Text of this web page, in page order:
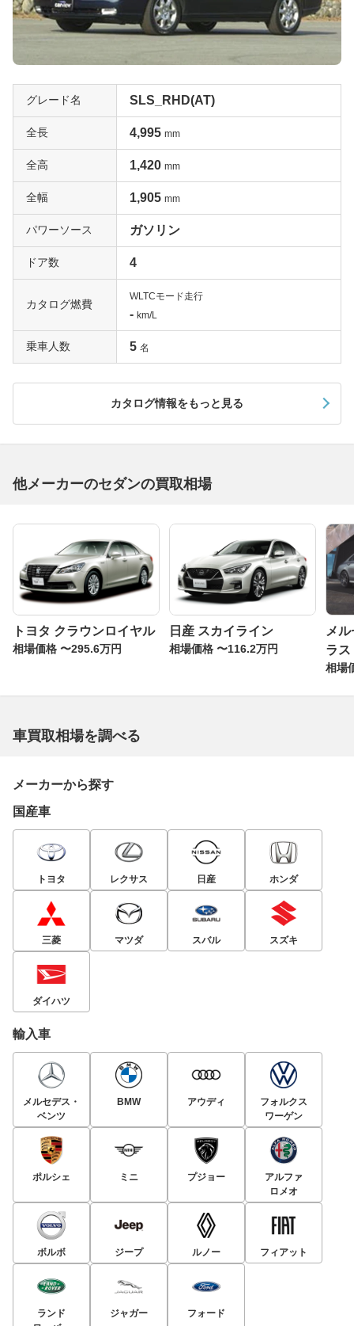
グレード名 SLS_RHD(AT)
全長 4,995 mm
全高 1,420 mm
全幅 1,905 mm
パワーソース ガソリン
ドア数 4
カタログ燃費
WLTCモード走行
- km/L
乗車人数 5 名
カタログ情報をもっと見る
他メーカーのセダンの買取相場
トヨタ クラウンロイヤル
相場価格 〜295.6万円
日産 スカイライン
相場価格 〜116.2万円
メ
ラス
相場
車買取相場を調べる
メーカーから探す
国産車
トヨタ レクサス 日産 ホンダ
三菱 マツダ スバル スズキ
ダイハツ
輸入車
メルセデス・
ベンツ
BMW アウディ
フォルクス
ワーゲン
ポルシェ ミニ プジョー
アルファ
ロメオ
ボルボ ジープ ルノー フィアット
ランド
ジャガー フォード